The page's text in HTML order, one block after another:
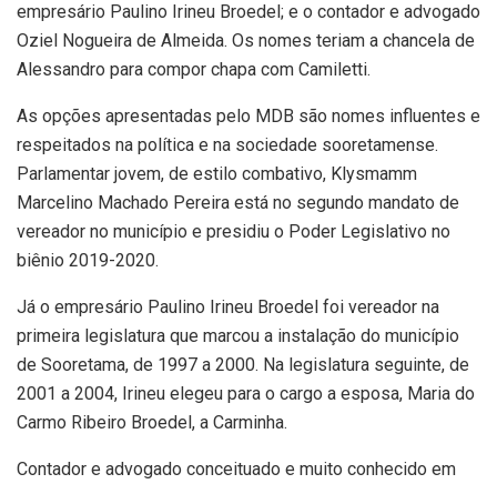
empresário Paulino Irineu Broedel; e o contador e advogado
Oziel Nogueira de Almeida. Os nomes teriam a chancela de
Alessandro para compor chapa com Camiletti.
As opções apresentadas pelo MDB são nomes influentes e
respeitados na política e na sociedade sooretamense.
Parlamentar jovem, de estilo combativo, Klysmamm
Marcelino Machado Pereira está no segundo mandato de
vereador no município e presidiu o Poder Legislativo no
biênio 2019-2020.
Já o empresário Paulino Irineu Broedel foi vereador na
primeira legislatura que marcou a instalação do município
de Sooretama, de 1997 a 2000. Na legislatura seguinte, de
2001 a 2004, Irineu elegeu para o cargo a esposa, Maria do
Carmo Ribeiro Broedel, a Carminha.
Contador e advogado conceituado e muito conhecido em